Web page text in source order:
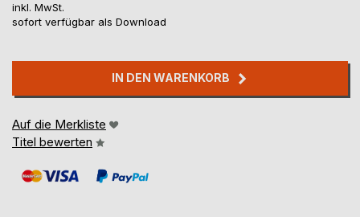
inkl. MwSt.
sofort verfügbar als Download
IN DEN WARENKORB
Auf die Merkliste
Titel bewerten